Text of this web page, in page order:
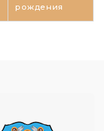
рождения